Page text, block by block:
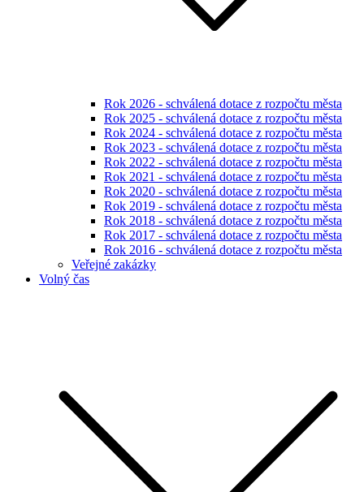
Rok 2026 - schválená dotace z rozpočtu města
Rok 2025 - schválená dotace z rozpočtu města
Rok 2024 - schválená dotace z rozpočtu města
Rok 2023 - schválená dotace z rozpočtu města
Rok 2022 - schválená dotace z rozpočtu města
Rok 2021 - schválená dotace z rozpočtu města
Rok 2020 - schválená dotace z rozpočtu města
Rok 2019 - schválená dotace z rozpočtu města
Rok 2018 - schválená dotace z rozpočtu města
Rok 2017 - schválená dotace z rozpočtu města
Rok 2016 - schválená dotace z rozpočtu města
Veřejné zakázky
Volný čas